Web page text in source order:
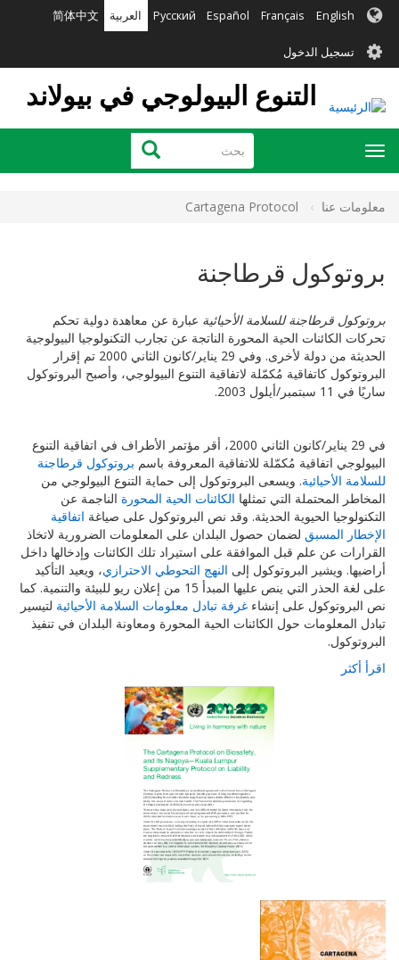
تجاوز
المحتوى
الرئيسي
English
Français
Español
Русский العربية 简体中文
User
account
menu
تسجيل الدخول
التنوع البيولوجي في بيولاند
بحث بحث
Toggle
navigation
معلومات عنا
بروتوكول قرطاجنة
بروتوكول قرطاجنة للسلامة الأحيائية عبارة عن معاهدة دولية تحكم
تحركات الكائنات الحية المحورة الناتجة عن تجارب التكنولوجيا البيولوجية
الحديثة من دولة لأخرى. وفي 29 يناير/كانون الثاني 2000 تم إقرار
البروتوكول كاتفاقية مُكمّلة لاتفاقية التنوع البيولوجي، وأصبح البروتوكول
ساريًا في 11 سبتمبر/أيلول 2003.
في 29 يناير/كانون الثاني 2000، أقر مؤتمر الأطراف في اتفاقية التنوع
البيولوجي اتفاقية مُكمّلة للاتفاقية المعروفة باسم بروتوكول قرطاجنة
للسلامة الأحيائية. ويسعى البروتوكول إلى حماية التنوع البيولوجي من
المخاطر المحتملة التي تمثلها الكائنات الحية المحورة الناجمة عن
التكنولوجيا الحيوية الحديثة. وقد نص البروتوكول على صياغة اتفاقية
الإخطار المسبق لضمان حصول البلدان على المعلومات الضرورية لاتخاذ
القرارات عن علم قبل الموافقة على استيراد تلك الكائنات وإدخالها داخل
أراضيها. ويشير البروتوكول إلى النهج التحوطي الاحترازي، ويعيد التأكيد
على لغة الحذر التي ينص عليها المبدأ 15 من إعلان ريو للبيئة والتنمية. كما
نص البروتوكول على إنشاء غرفة تبادل معلومات السلامة الأحيائية لتيسير
تبادل المعلومات حول الكائنات الحية المحورة ومعاونة البلدان في تنفيذ
البروتوكول.
اقرأ أكثر